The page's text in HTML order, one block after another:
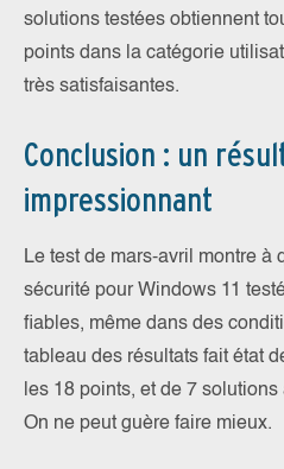
solutions testées obtiennent
points dans la catégorie
très satisfaisantes.
Conclusion : un
impressionnant
Le test de mars-avril montre à
sécurité pour Windows 11
fiables, même dans des
tableau des résultats fait état
les 18 points, et de 7
On ne peut guère faire mieux.